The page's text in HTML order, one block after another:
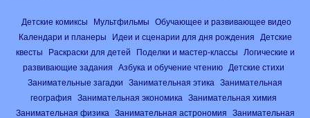
Детские комиксы Мультфильмы
Обучающее и развивающее видео
Календари и планеры
Идеи и сценарии для дня рождения
Детские
квесты
Раскраски для детей Поделки и мастер-классы
Логические и
развивающие задания
Азбука и обучение чтению
Детские стихи
Занимательные загадки
Занимательная этика
Занимательная
география
Занимательная экономика
Занимательная химия
Занимательная физика
Занимательная астрономия
Занимательная